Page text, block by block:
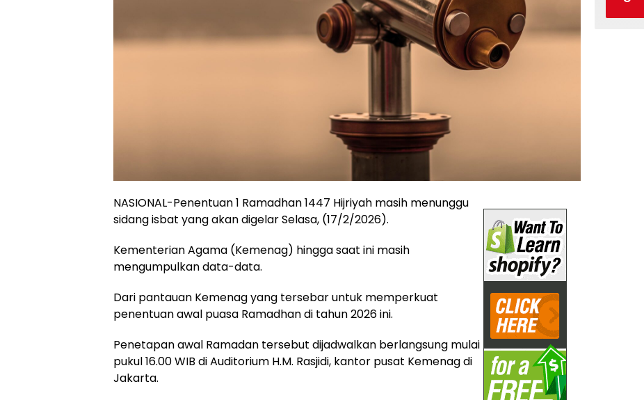
NASIONAL-Penentuan 1 Ramadhan 1447 Hijriyah masih menunggu
sidang isbat yang akan digelar Selasa, (17/2/2026).
Kementerian Agama (Kemenag) hingga saat ini masih
mengumpulkan data-data.
Dari pantauan Kemenag yang tersebar untuk memperkuat
penentuan awal puasa Ramadhan di tahun 2026 ini.
Penetapan awal Ramadan tersebut dijadwalkan berlangsung mulai
pukul 16.00 WIB di Auditorium H.M. Rasjidi, kantor pusat Kemenag di
Jakarta.